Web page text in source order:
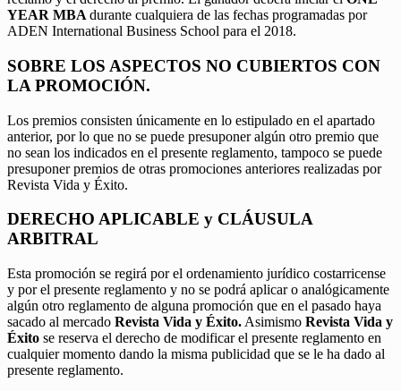
YEAR MBA durante cualquiera de las fechas programadas por
ADEN International Business School para el 2018.
SOBRE LOS ASPECTOS NO CUBIERTOS CON
LA PROMOCIÓN.
Los premios consisten únicamente en lo estipulado en el apartado
anterior, por lo que no se puede presuponer algún otro premio que
no sean los indicados en el presente reglamento, tampoco se puede
presuponer premios de otras promociones anteriores realizadas por
Revista Vida y Éxito.
DERECHO APLICABLE y CLÁUSULA
ARBITRAL
Esta promoción se regirá por el ordenamiento jurídico costarricense
y por el presente reglamento y no se podrá aplicar o analógicamente
algún otro reglamento de alguna promoción que en el pasado haya
sacado al mercado Revista Vida y Éxito. Asimismo Revista Vida y
Éxito se reserva el derecho de modificar el presente reglamento en
cualquier momento dando la misma publicidad que se le ha dado al
presente reglamento.